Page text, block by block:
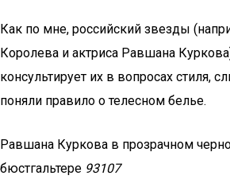
Как по мне, российский звезды
Королева и актриса Равшана
консультирует их в вопросах стиля,
поняли правило о телесном белье.
Равшана Куркова в прозрачном
бюстгальтере 93107